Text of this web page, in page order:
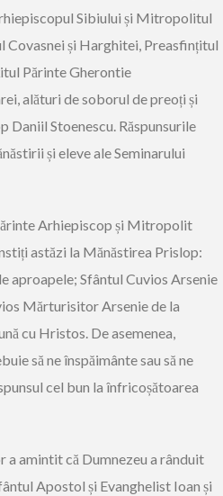
Sibiului și Mitropolitul
Covasnei și Harghitei, Preasfințitul
Părinte Gherontie
alături de soborul de preoți și
Daniil Stoenescu. Răspunsurile
și eleve ale Seminarului
Arhiepiscop și Mitropolit
astăzi la Mănăstirea Prislop:
aproapele; Sfântul Cuvios Arsenie
Mărturisitor Arsenie de la
cu Hristos. De asemenea,
să ne înspăimânte sau să ne
cel bun la înfricoșătoarea
amintit că Dumnezeu a rânduit
Apostol și Evanghelist Ioan și